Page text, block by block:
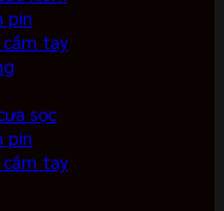
pin
tay
sọc
pin
tay